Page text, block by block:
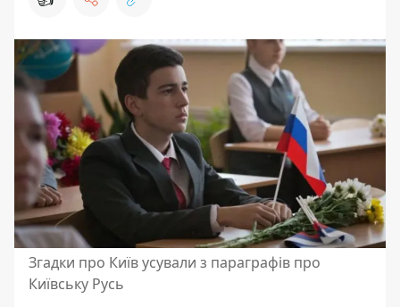
Згадки про Київ усували з параграфів про
Київську Русь